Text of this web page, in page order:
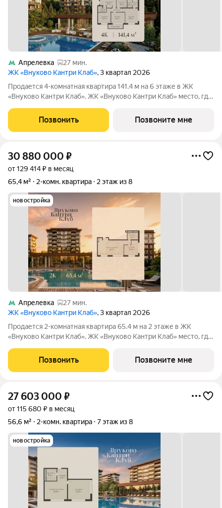
Апрелевка
27 мин.
ЖК «Внуково Кантри Клаб», 3 квартал 2026
Продается 4-комнатная квартира 141.4 м на 6 этаже в ЖК
«Внуково Кантри Клаб». ЖК «Внуково Кантри Клаб» место, где
современного мегаполиса. Пространство, созданное для тех,
кто ценит уединение,
Позвонить Позвоните мне
30 880 000 ₽
от 129 414 ₽ в месяц
65,4 м²
2-комн. квартира 2 этаж из 8
новостройка
Апрелевка
27 мин.
ЖК «Внуково Кантри Клаб», 3 квартал 2026
Продается 2-комнатная квартира 65.4 м на 2 этаже в ЖК
«Внуково Кантри Клаб». ЖК «Внуково Кантри Клаб» место, где
современного мегаполиса. Пространство, созданное для тех,
кто ценит уединение,
Позвонить Позвоните мне
27 603 000 ₽
от 115 680 ₽ в месяц
56,6 м²
2-комн. квартира 7 этаж из 8
новостройка